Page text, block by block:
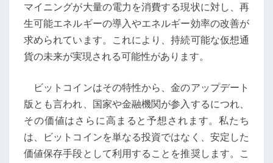
マイニングが大量の電力を消費する現状に対し、再
生可能エネルギーの導入やエネルギー効率の改善が
求められています。これにより、持続可能な仮想通
貨の未来が実現される可能性があります。
ビットコインはその特性から、金のアップデート
版とも言われ、国家や金融機関が参入するにつれ、
その価値はさらに高まると予想されます。私たち
は、ビットコインを単なる投資ではなく、安定した
価値保存手段として利用することを推奨します。こ